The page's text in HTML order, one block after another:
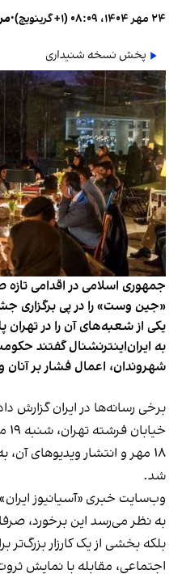
۲۴ مهر ۱۴۰۴، ۰۸:۰۹ (‎+۱ گرینویچ) •
پخش نسخه شنیداری
جمهوری اسلامی در اقدامی
«جین وست» را در پی برگزاری
یکی از شعبه‌های آن را در
به ایران‌اینترنشنال گفتند
شهروندان، اعمال فشار بر
برخی رسانه‌ها در ایران گزارش
۱۸ مهر و انتشار ویدیوهای
شد.
وب‌سایت خبری «آسیانیوز
به نظر می‌رسد این برخورد،
بلکه بخشی از یک کارزار بزرگ‌تر
اجتماعی، مقابله با نمایش